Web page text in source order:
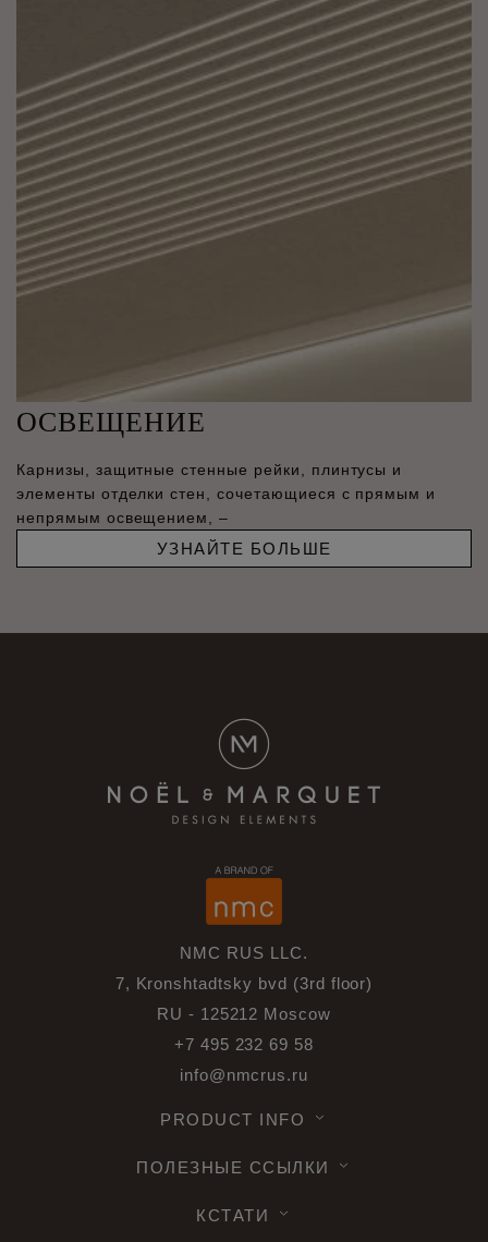
ОСВЕЩЕНИЕ
Карнизы, защитные стенные рейки, плинтусы и
элементы отделки стен, сочетающиеся с прямым и
непрямым освещением, –
УЗНАЙТЕ БОЛЬШЕ
NMC RUS LLC.
7, Kronshtadtsky bvd (3rd floor)
RU - 125212 Moscow
+7 495 232 69 58
info@nmcrus.ru
PRODUCT INFO
ПОЛЕЗНЫЕ ССЫЛКИ
КСТАТИ